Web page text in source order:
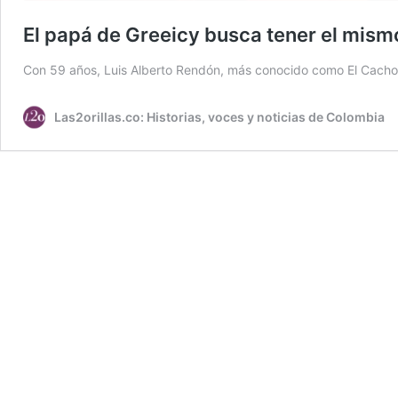
El papá de Greeicy busca tener el
Con 59 años, Luis Alberto Rendón, más conocido como El
Las2orillas.co: Historias, voces y noticias de Colombia